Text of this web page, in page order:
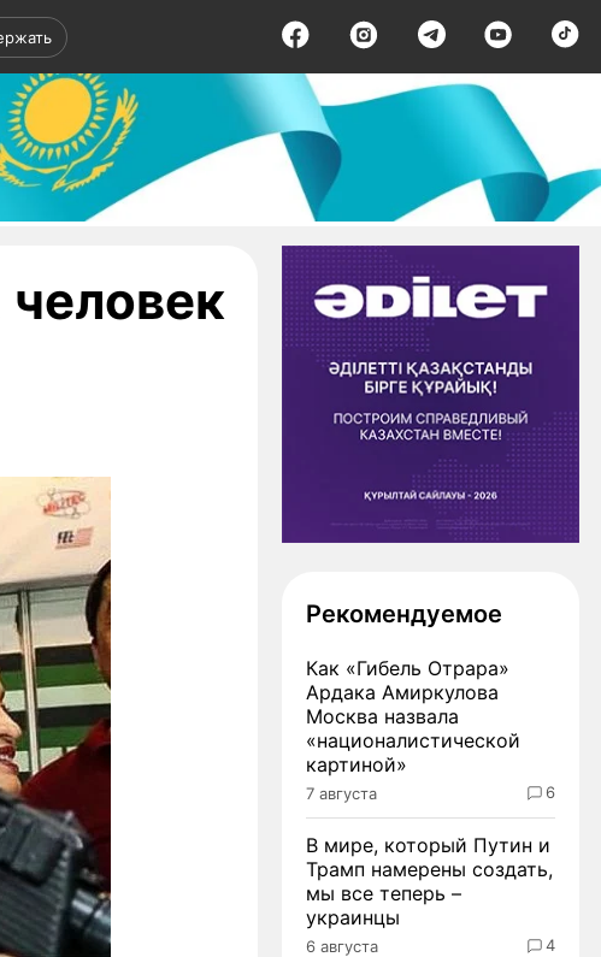
Рекомендуемое
Как «Гибель Отрара»
Ардака Амиркулова
Москва назвала
«националистической
картиной»
7 августа 6
В мире, который Путин и
Трамп намерены создать,
мы все теперь –
украинцы
6 августа 4